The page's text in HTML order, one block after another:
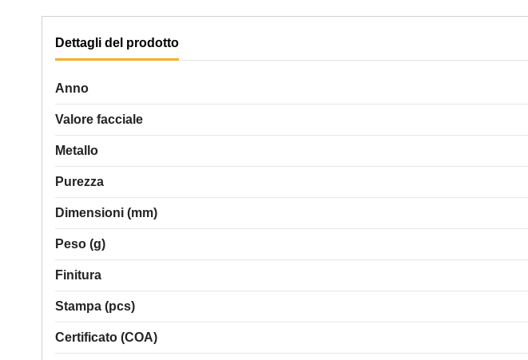
Dettagli del prodotto
Anno
Valore facciale
Metallo
Purezza
Dimensioni (mm)
Peso (g)
Finitura
Stampa (pcs)
Certificato (COA)